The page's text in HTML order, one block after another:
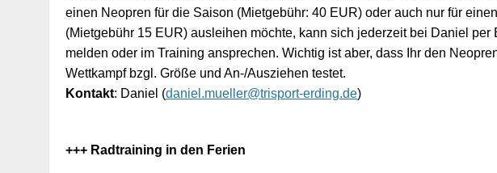
einen Neopren für die Saison (Mietgebühr: 40 EUR) oder auch nur für
(Mietgebühr 15 EUR) ausleihen möchte, kann sich jederzeit bei Daniel per
melden oder im Training ansprechen. Wichtig ist aber, dass Ihr den
Wettkampf bzgl. Größe und An-/Ausziehen testet.
Kontakt: Daniel (daniel.mueller@trisport-erding.de)
+++ Radtraining in den Ferien